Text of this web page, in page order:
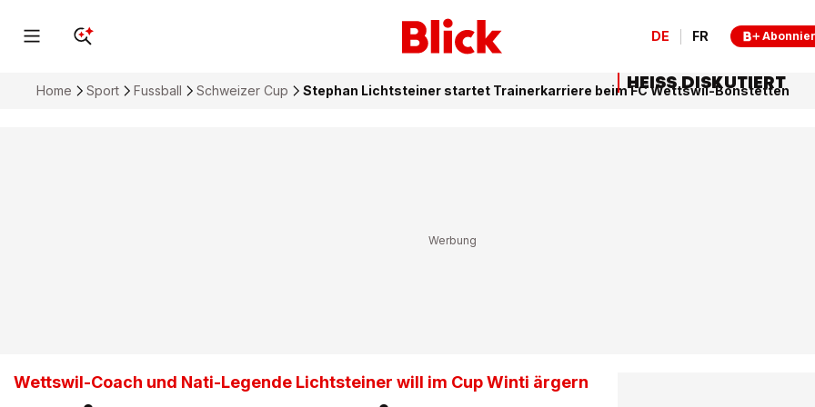
DE FR
Home Sport Fussball Schweizer Cup Stephan Lichtsteiner startet Trainerkarriere beim FC Wettswil-Bonstetten
Wettswil-Coach und Nati-Legende Lichtsteiner will im Cup Winti ärgern
HEISS DISKUTIERT